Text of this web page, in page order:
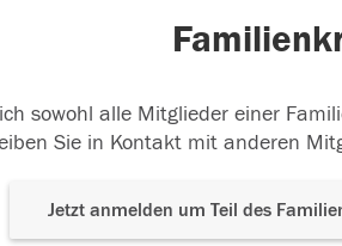
sowohl alle Mitglieder einer
Sie in Kontakt mit anderen
Jetzt anmelden um Teil des